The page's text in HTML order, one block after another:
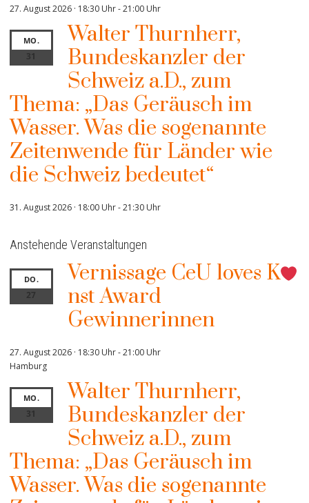
27. August 2026 · 18:30 Uhr-21:00 Uhr
MO.
31
Walter Thurnherr,
Bundeskanzler der
Schweiz a.D., zum
Thema: „Das Geräusch im
Wasser. Was die sogenannte
Zeitenwende für Länder wie
die Schweiz bedeutet“
31. August 2026 · 18:00 Uhr-21:30 Uhr
Anstehende Veranstaltungen
DO.
27
Vernissage CeU loves K
nst Award
Gewinnerinnen
27. August 2026 · 18:30 Uhr-21:00 Uhr
Hamburg
MO.
31
Walter Thurnherr,
Bundeskanzler der
Schweiz a.D., zum
Thema: „Das Geräusch im
Wasser. Was die sogenannte